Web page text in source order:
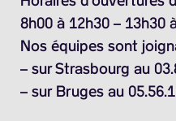
8h00 à 12h30 – 13h30
Nos équipes sont
– sur Strasbourg au
– sur Bruges au